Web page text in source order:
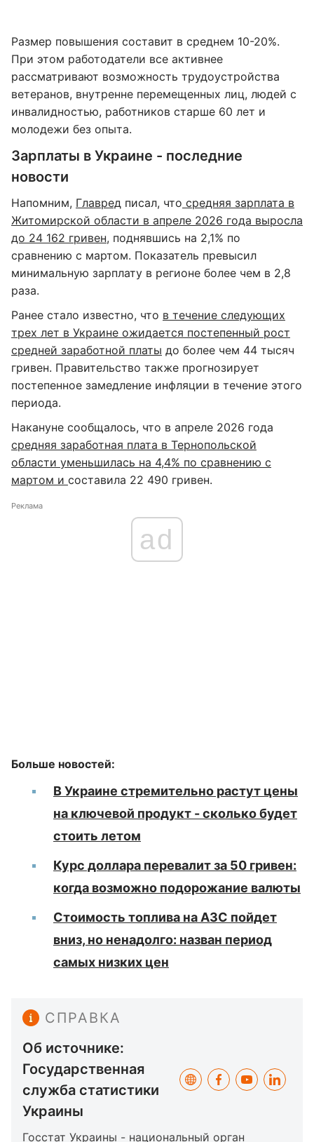
Размер повышения составит в среднем 10-20%.
При этом работодатели все активнее
рассматривают возможность трудоустройства
ветеранов, внутренне перемещенных лиц, людей с
инвалидностью, работников старше 60 лет и
молодежи без опыта.
Зарплаты в Украине - последние
новости
Напомним, Главред писал, что средняя зарплата в
Житомирской области в апреле 2026 года выросла
до 24 162 гривен, поднявшись на 2,1% по
сравнению с мартом. Показатель превысил
минимальную зарплату в регионе более чем в 2,8
раза.
Ранее стало известно, что в течение следующих
трех лет в Украине ожидается постепенный рост
средней заработной платы до более чем 44 тысяч
гривен. Правительство также прогнозирует
постепенное замедление инфляции в течение этого
периода.
Накануне сообщалось, что в апреле 2026 года
средняя заработная плата в Тернопольской
области уменьшилась на 4,4% по сравнению с
мартом и составила 22 490 гривен.
Реклама
ad
Больше новостей:
В Украине стремительно растут цены
на ключевой продукт - сколько будет
стоить летом
Курс доллара перевалит за 50 гривен:
когда возможно подорожание валюты
Стоимость топлива на АЗС пойдет
вниз, но ненадолго: назван период
самых низких цен
СПРАВКА
Об источнике:
Государственная
служба статистики
Украины
Госстат Украины - национальный орган